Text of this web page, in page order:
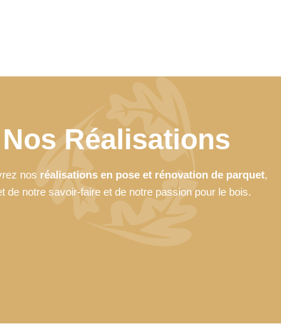
Nos Réalisations
nos réalisations en pose et rénovation de parquet,
de notre savoir-faire et de notre passion pour le bois.